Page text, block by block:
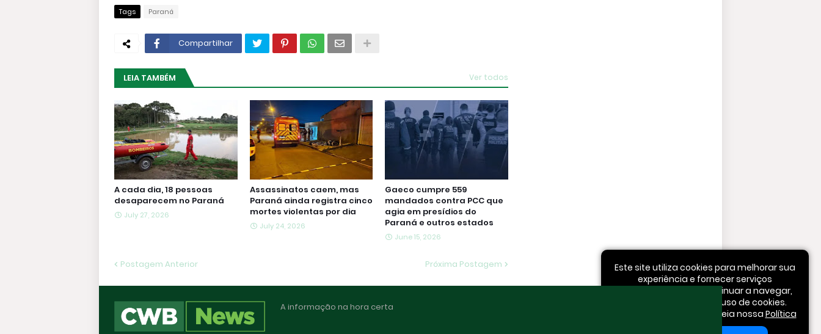
Tags Paraná
Compartilhar
LEIA TAMBÉM Ver todos
A cada dia, 18 pessoas
desaparecem no Paraná
July 27, 2026
Assassinatos caem, mas
Paraná ainda registra cinco
mortes violentas por dia
July 24, 2026
Gaeco cumpre 559
mandados contra PCC que
agia em presídios do
Paraná e outros estados
June 15, 2026
Postagem Anterior Próxima Postagem
Este site utiliza cookies para melhorar sua
experiência e fornecer serviços
personalizados. Ao continuar a navegar,
você concorda com o uso de cookies.
Para mais informações, leia nossa Política
A informação na hora certa